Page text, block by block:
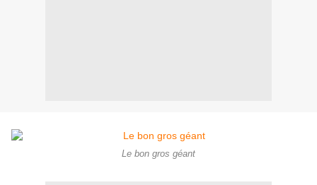
Le bon gros géant